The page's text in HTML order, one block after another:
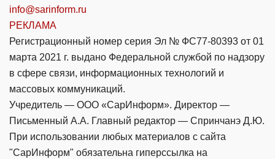
info@sarinform.ru
РЕКЛАМА
Регистрационный номер серия Эл № ФС77-80393 от 01
марта 2021 г. выдано Федеральной службой по надзору
в сфере связи, информационных технологий и
массовых коммуникаций.
Учредитель — ООО «СарИнформ». Директор —
Письменный А.А. Главный редактор — Спринчанэ Д.Ю.
При использовании любых материалов с сайта
"СарИнформ" обязательна гиперссылка на